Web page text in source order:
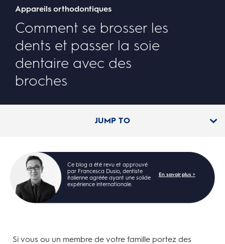
Appareils orthodontiques
Comment se brosser les
dents et passer la soie
dentaire avec des
broches
JUMP TO
Ce blog a été revu et approuvé
par Francesca Dusio, dentiste
italienne agréée ayant une solide
expérience internationale.
En savoir plus >
Si vous ou un membre de votre famille portez des